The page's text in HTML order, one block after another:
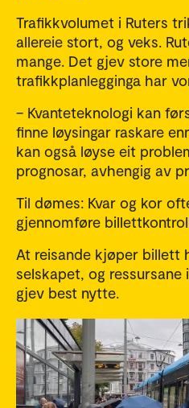
Trafikkvolumet i Ruters
allereie stort, og veks.
mange. Det gjev store
trafikkplanlegginga har
– Kvanteteknologi kan
finne løysingar raskare
kan også løyse eit
prognosar, avhengig av
Til dømes: Kvar og kor
gjennomføre
At reisande kjøper
selskapet, og
gjev best nytte.